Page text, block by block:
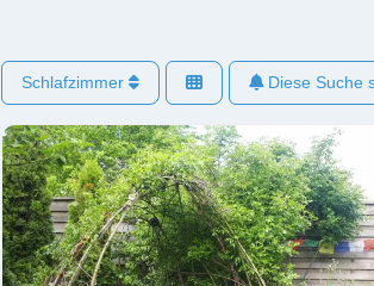
Schlafzimmer Diese Suche